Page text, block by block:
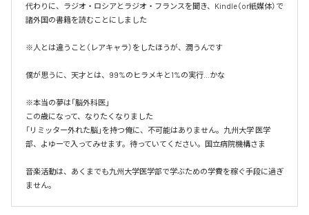
代わりに、ラジオ・ロシアとラジオ・フランスを聞き、Kindle（or紙媒体）で
諸外国の書籍を読むことにしました
※人とは違うこと（レアキャラ）をしたほうが、潤うんです
僕が思うに、天才とは、99%のヒラメキと1%の実行…かな
※本当の夢は「脳外科医」
この歳になって、なりたくなりました
「リミッター外れた脳」を持つ俺に、不可能はありません。九州大学 医学
部、よゆーで入ってみせます。待っていてください。国立病院機構さま
音楽活動は、あくまでも九州大学医学部で学ぶための学費を稼ぐ手段に過ぎ
ません。